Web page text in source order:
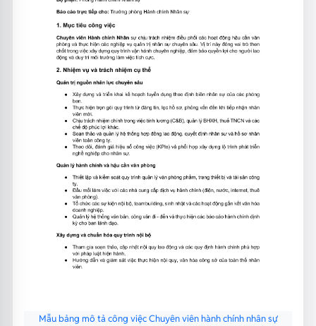
Mẫu bảng mô tả công việc Chuyên viên hành chính nhân sự